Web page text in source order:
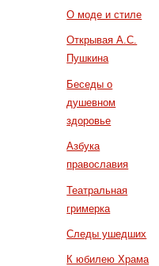
О моде и стиле
Открывая А.С.
Пушкина
Беседы о
душевном
здоровье
Азбука
православия
Театральная
гримерка
Следы ушедших
К юбилею Храма